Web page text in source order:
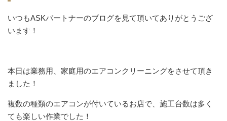
いつもASKパートナーのブログを見て頂いてありがとうござ
います！
本日は業務用、家庭用のエアコンクリーニングをさせて頂き
ました！
複数の種類のエアコンが付いているお店で、施工台数は多く
ても楽しい作業でした！